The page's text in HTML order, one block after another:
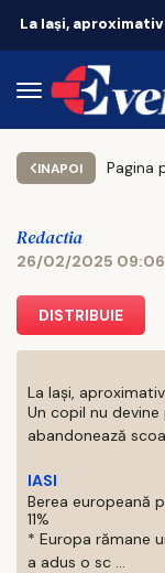
INAPOI Pagina
Redactia
26/02/2025 09:06
DISTRIBUIE
La Iași,
Un copil nu
abandonează
IASI
Berea europeană
11%
* Europa rămane
a adus o sc ...